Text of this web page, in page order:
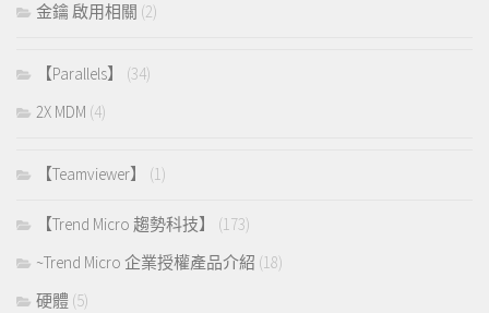
金鑰 啟用相關 (2)
【Parallels】
(34)
2X MDM (4)
【Teamviewer】 (1)
【Trend Micro 趨勢科技】
(173)
~Trend Micro 企業授權產品介紹 (18)
硬體 (5)